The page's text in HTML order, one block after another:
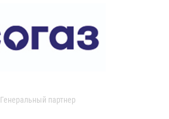
Генеральный партнер